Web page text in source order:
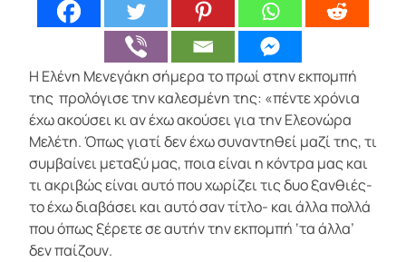
Η Ελένη Μενεγάκη σήμερα το πρωί στην εκπομπή
της προλόγισε την καλεσμένη της: «πέντε χρόνια
έχω ακούσει κι αν έχω ακούσει για την Ελεονώρα
Μελέτη. Όπως γιατί δεν έχω συναντηθεί μαζί της, τι
συμβαίνει μεταξύ μας, ποια είναι η κόντρα μας και
τι ακριβώς είναι αυτό που χωρίζει τις δυο ξανθιές-
το έχω διαβάσει και αυτό σαν τίτλο- και άλλα πολλά
που όπως ξέρετε σε αυτήν την εκπομπή ‘τα άλλα’
δεν παίζουν.